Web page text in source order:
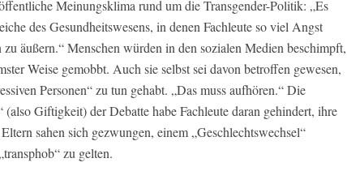
Meinungsklima rund um die Transgender-Politik: „Es
des Gesundheitswesens, in denen Fachleute so viel Angst
äußern.“ Menschen würden in den sozialen Medien beschimpft,
Weise gemobbt. Auch sie selbst sei davon betroffen gewesen,
Personen“ zu tun gehabt. „Das muss aufhören.“ Die
(also Giftigkeit) der Debatte habe Fachleute daran gehindert, ihre
sahen sich gezwungen, einem „Geschlechtswechsel“
zu gelten.